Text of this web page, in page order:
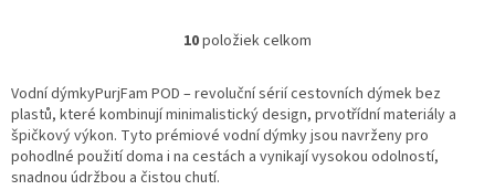
O
l
á
d
a
10položiek celkom
Vodní dýmkyPurjFam POD – revoluční sérií cestovních dýmek bez
plastů, které kombinují minimalistický design, prvotřídní materiály a
špičkový výkon. Tyto prémiové vodní dýmky jsou navrženy pro
pohodlné použití doma i na cestách a vynikají vysokou odolností,
snadnou údržbou a čistou chutí.